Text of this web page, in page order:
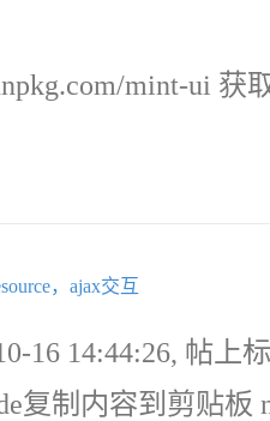
mint-ui
，ajax交互
16 14:44:26, 帖上
复制内容到剪贴板